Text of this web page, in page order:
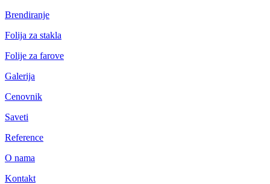
Brendiranje
Folija za stakla
Folije za farove
Galerija
Cenovnik
Saveti
Reference
O nama
Kontakt